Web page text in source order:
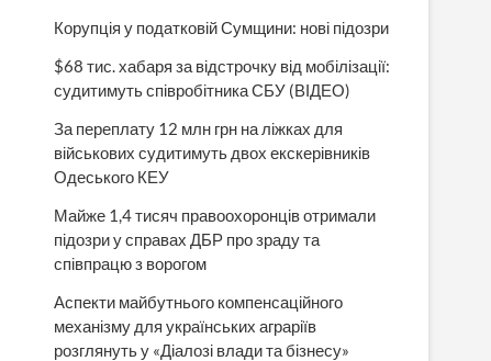
Корупція у податковій Сумщини: нові підозри
$68 тис. хабаря за відстрочку від мобілізації:
судитимуть співробітника СБУ (ВІДЕО)
За переплату 12 млн грн на ліжках для
військових судитимуть двох екскерівників
Одеського КЕУ
Майже 1,4 тисяч правоохоронців отримали
підозри у справах ДБР про зраду та
співпрацю з ворогом
Аспекти майбутнього компенсаційного
механізму для українських аграріїв
розглянуть у «Діалозі влади та бізнесу»